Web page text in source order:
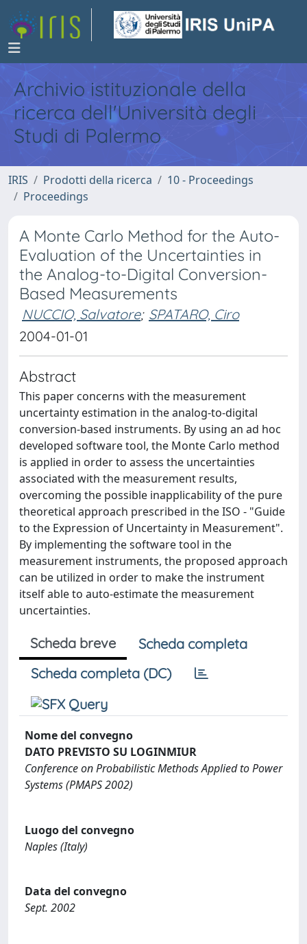
Archivio istituzionale della
ricerca dell'Università degli
Studi di Palermo
IRIS Prodotti della ricerca
10 - Proceedings
Proceedings
A Monte Carlo Method for the Auto-
Evaluation of the Uncertainties in
the Analog-to-Digital Conversion-
Based Measurements
NUCCIO, Salvatore; SPATARO, Ciro
2004-01-01
Abstract
This paper concerns with the measurement
uncertainty estimation in the analog-to-digital
conversion-based instruments. By using an ad hoc
developed software tool, the Monte Carlo method
is applied in order to assess the uncertainties
associated with the measurement results,
overcoming the possible inapplicability of the pure
theoretical approach prescribed in the ISO - "Guide
to the Expression of Uncertainty in Measurement".
By implementing the software tool in the
measurement instruments, the proposed approach
can be utilized in order to make the instrument
itself able to auto-estimate the measurement
uncertainties.
Scheda breve
Scheda completa
Scheda completa (DC)
Nome del convegno
DATO PREVISTO SU LOGINMIUR
Conference on Probabilistic Methods Applied to Power
Systems (PMAPS 2002)
Luogo del convegno
Naples (Italy)
Data del convegno
Sept. 2002